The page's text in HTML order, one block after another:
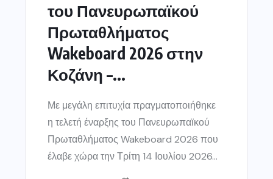
του Πανευρωπαϊκού
Πρωταθλήματος
Wakeboard 2026 στην
Κοζάνη –...
Με μεγάλη επιτυχία πραγματοποιήθηκε
η τελετή έναρξης του Πανευρωπαϊκού
Πρωταθλήματος Wakeboard 2026 που
έλαβε χώρα την Τρίτη 14 Ιουλίου 2026...